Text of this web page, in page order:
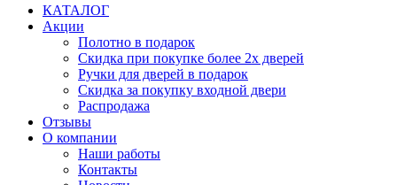
КАТАЛОГ
Акции
Полотно в подарок
Скидка при покупке более 2х дверей
Ручки для дверей в подарок
Скидка за покупку входной двери
Распродажа
Отзывы
О компании
Наши работы
Контакты